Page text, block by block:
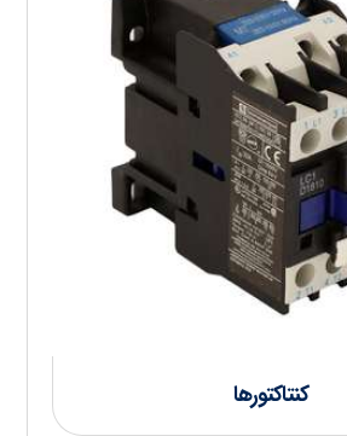
کنتاکتورها